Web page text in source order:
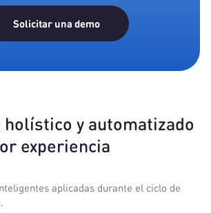
Solicitar una demo
holístico y automatizado
experiencia
aplicadas durante el ciclo de